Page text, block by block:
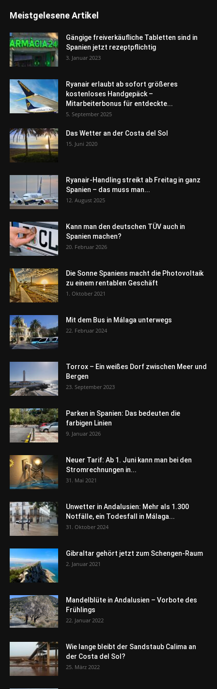
Meistgelesene Artikel
Gängige freiverkäufliche Tabletten sind in
Spanien jetzt rezeptpflichtig
3. Januar 2023
Ryanair erlaubt ab sofort größeres
kostenloses Handgepäck –
Mitarbeiterbonus für entdeckte...
5. September 2025
Das Wetter an der Costa del Sol
15. Juni 2020
Ryanair-Handling streikt ab Freitag in ganz
Spanien – das muss man...
12. August 2025
Kann man den deutschen TÜV auch in
Spanien machen?
20. Februar 2026
Die Sonne Spaniens macht die Photovoltaik
zu einem rentablen Geschäft
1. Oktober 2021
Mit dem Bus in Málaga unterwegs
22. Februar 2024
Torrox – Ein weißes Dorf zwischen Meer und
Bergen
23. September 2023
Parken in Spanien: Das bedeuten die
farbigen Linien
9. Januar 2026
Neuer Tarif: Ab 1. Juni kann man bei den
Stromrechnungen in...
31. Mai 2021
Unwetter in Andalusien: Mehr als 1.300
Notfälle, ein Todesfall in Málaga...
31. Oktober 2024
Gibraltar gehört jetzt zum Schengen-Raum
2. Januar 2021
Mandelblüte in Andalusien – Vorbote des
Frühlings
22. Januar 2022
Wie lange bleibt der Sandstaub Calima an
der Costa del Sol?
25. März 2022